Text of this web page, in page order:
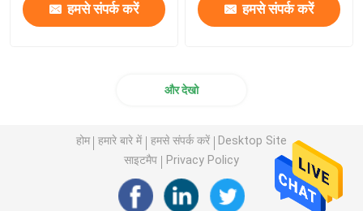
हमसे संपर्क करें हमसे संपर्क करें
और देखो
होम हमारे बारे में हमसे संपर्क करें
Desktop Site
साइटमैप
Privacy Policy